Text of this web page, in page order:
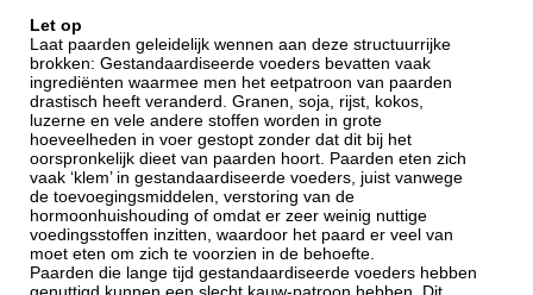
Let op
Laat paarden geleidelijk wennen aan deze structuurrijke
brokken: Gestandaardiseerde voeders bevatten vaak
ingrediënten waarmee men het eetpatroon van paarden
drastisch heeft veranderd. Granen, soja, rijst, kokos,
luzerne en vele andere stoffen worden in grote
hoeveelheden in voer gestopt zonder dat dit bij het
oorspronkelijk dieet van paarden hoort. Paarden eten zich
vaak ‘klem’ in gestandaardiseerde voeders, juist vanwege
de toevoegingsmiddelen, verstoring van de
hormoonhuishouding of omdat er zeer weinig nuttige
voedingsstoffen inzitten, waardoor het paard er veel van
moet eten om zich te voorzien in de behoefte.
Paarden die lange tijd gestandaardiseerde voeders hebben